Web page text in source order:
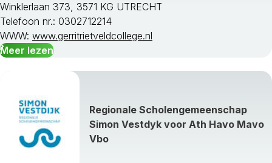
Oegstgeest
Oostflakkee
Oud-Beijerland
Ouderkerk
Pijnacker-Nootdorp
Ridderkerk
Rijnwoude
Rijswijk
Rotterdam
Winklerlaan 373, 3571 KG UTRECHT
Telefoon nr.: 0302712214
WWW: www.gerritrietveldcollege.nl
Meer lezen
Regionale Scholengemeenschap
Simon Vestdyk voor Ath Havo Mavo
Vbo